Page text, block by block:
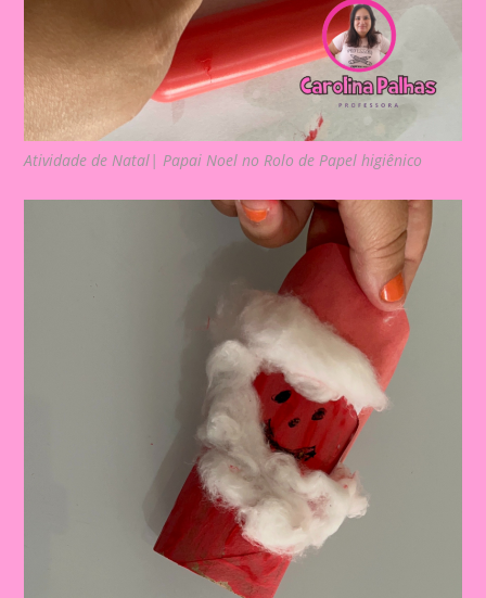
Atividade de Natal| Papai Noel no Rolo de Papel higiênico